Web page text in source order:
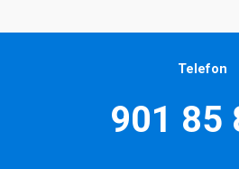
Telefon
901 85